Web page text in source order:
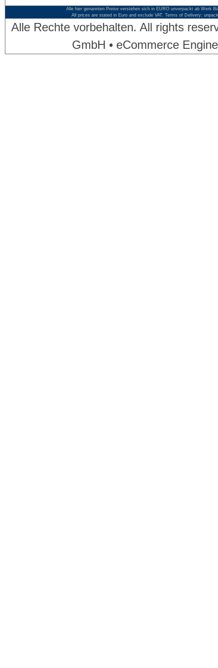
Alle hier genannten Preise verstehen sich in EURO unverpackt ab Werk
All prices are stated in Euro and exclude VAT. Terms of Delivery:
Alle Rechte vorbehalten. All rights
GmbH • eCommerce